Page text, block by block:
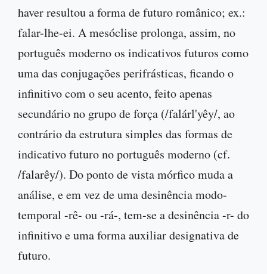
haver resultou a forma de futuro românico; ex.:
falar-lhe-ei. A mesóclise prolonga, assim, no
português moderno os indicativos futuros como
uma das conjugações perifrásticas, ficando o
infinitivo com o seu acento, feito apenas
secundário no grupo de força (/falárl'yêy/, ao
contrário da estrutura simples das formas de
indicativo futuro no português moderno (cf.
/falarêy/). Do ponto de vista mórfico muda a
análise, e em vez de uma desinência modo-
temporal -rê- ou -rá-, tem-se a desinência -r- do
infinitivo e uma forma auxiliar designativa de
futuro.